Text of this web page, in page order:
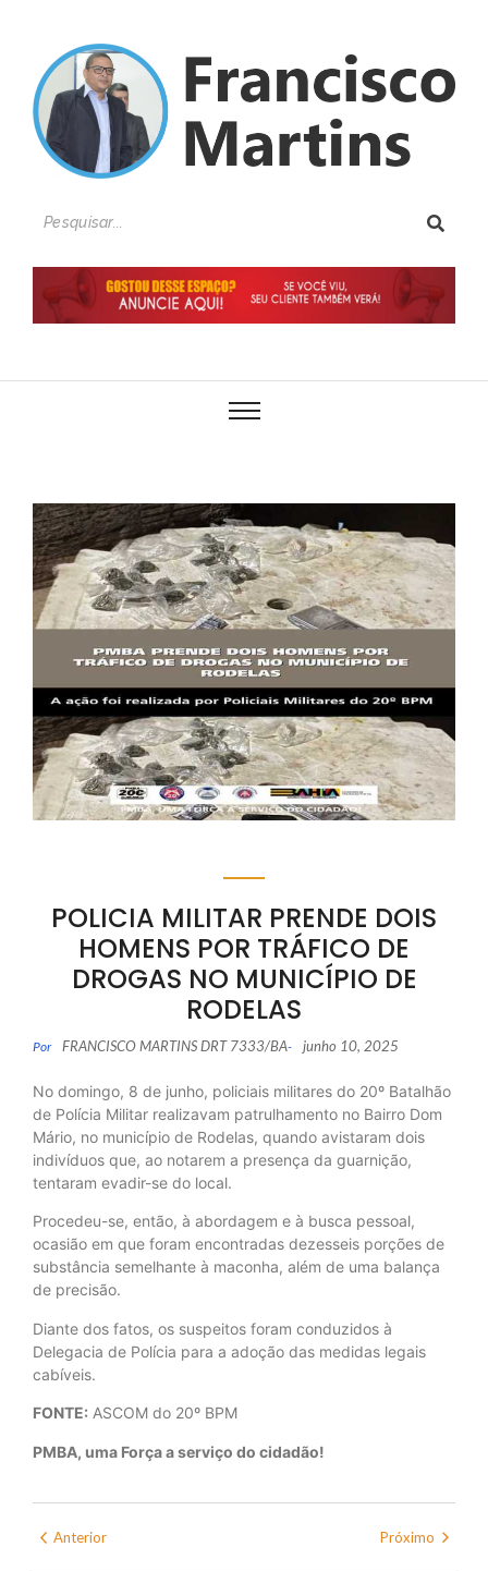
POLICIA MILITAR PRENDE DOIS
HOMENS POR TRÁFICO DE
DROGAS NO MUNICÍPIO DE
RODELAS
Por FRANCISCO MARTINS DRT 7333/BA- junho 10, 2025
No domingo, 8 de junho, policiais militares do 20º Batalhão
de Polícia Militar realizavam patrulhamento no Bairro Dom
Mário, no município de Rodelas, quando avistaram dois
indivíduos que, ao notarem a presença da guarnição,
tentaram evadir-se do local.
Procedeu-se, então, à abordagem e à busca pessoal,
ocasião em que foram encontradas dezesseis porções de
substância semelhante à maconha, além de uma balança
de precisão.
Diante dos fatos, os suspeitos foram conduzidos à
Delegacia de Polícia para a adoção das medidas legais
cabíveis.
FONTE: ASCOM do 20º BPM
PMBA, uma Força a serviço do cidadão!
Anterior Próximo